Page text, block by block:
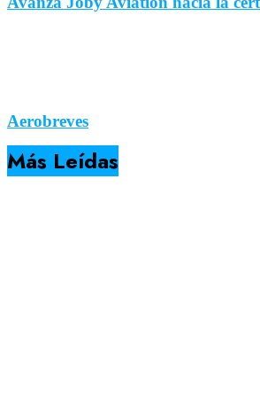
Aerobreves
Más Leídas